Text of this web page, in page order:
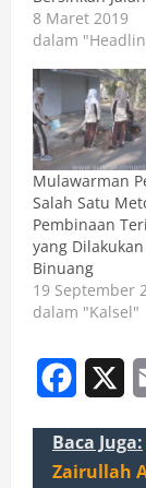
8 Maret 2019
dalam
Mulawarman
Salah Satu
Pembinaan
yang
Binuang
19 September
dalam "Kalsel"
Baca Juga:
Zairullah